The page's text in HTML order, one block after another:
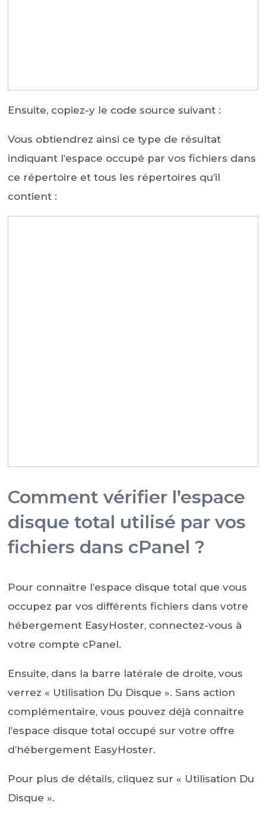
Ensuite, copiez-y le code source suivant :
Vous obtiendrez ainsi ce type de résultat
indiquant l’espace occupé par vos fichiers dans
ce répertoire et tous les répertoires qu’il
contient :
Comment vérifier l’espace
disque total utilisé par vos
fichiers dans cPanel ?
Pour connaitre l’espace disque total que vous
occupez par vos différents fichiers dans votre
hébergement EasyHoster, connectez-vous à
votre compte cPanel.
Ensuite, dans la barre latérale de droite, vous
verrez « Utilisation Du Disque ». Sans action
complémentaire, vous pouvez déjà connaitre
l’espace disque total occupé sur votre offre
d’hébergement EasyHoster.
Pour plus de détails, cliquez sur « Utilisation Du
Disque ».